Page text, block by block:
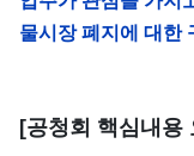
물시장 폐지에 대한
​[공청회 핵심내용